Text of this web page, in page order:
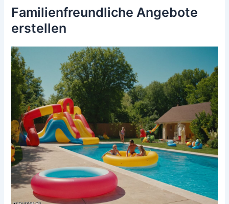
Familienfreundliche Angebote
erstellen